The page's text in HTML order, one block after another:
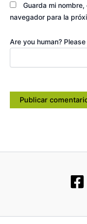
Guarda mi
navegador para la
Are you human?